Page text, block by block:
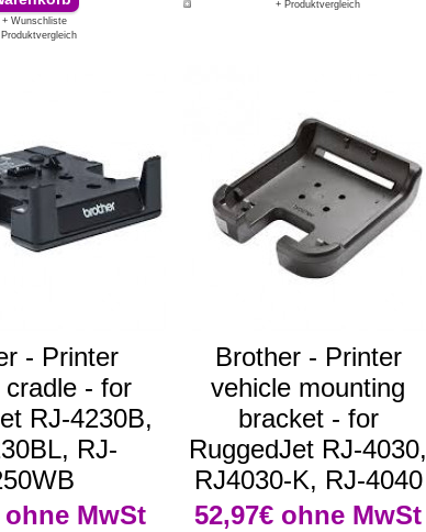
+ Wunschliste
+ Produktvergleich
- Printer
- for
RJ-4230B,
RJ-
ohne MwSt
Brother - Printer
vehicle mounting
bracket - for
RuggedJet RJ-4030,
RJ4030-K, RJ-4040
52,97€ ohne MwSt